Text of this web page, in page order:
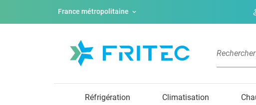
France métropolitaine
Réfrigération Climatisation